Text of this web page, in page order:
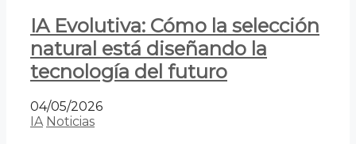
IA Evolutiva: Cómo la selección
natural está diseñando la
tecnología del futuro
04/05/2026
IA Noticias